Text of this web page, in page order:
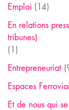
Emploi (14)
En relations
tribunes)
(1)
Entrepreneuriat
Espaces
Et de nous qui